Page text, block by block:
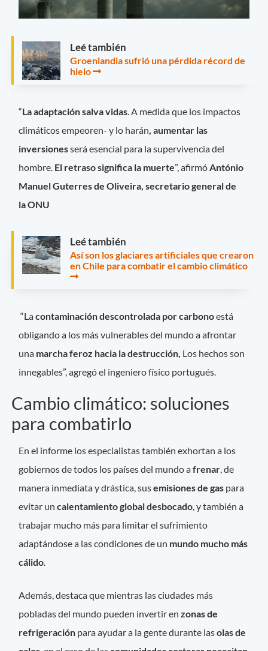
Leé también
Groenlandia sufrió una pérdida récord de
hielo
“La adaptación salva vidas . A medida que los impactos
climáticos empeoren- y lo harán , aumentar las
inversionesserá esencial para la supervivencia del
hombre. El retraso significa la muerte”, afirmó António
Manuel Guterres de Oliveira, secretario general de
la ONU
Leé también
Así son los glaciares artificiales que crearon
en Chile para combatir el cambio climático
“Lacontaminación descontrolada por carbonoestá
obligando a los más vulnerables del mundo a afrontar
una marcha feroz hacia la destrucción, Los hechos son
innegables”, agregó el ingeniero físico portugués.
Cambio climático: soluciones
para combatirlo
En el informe los especialistas también exhortan a los
gobiernos de todos los países del mundo afrenar, de
manera inmediata y drástica, susemisiones de gas para
evitar uncalentamiento global desbocado, y también a
trabajar mucho más para limitar el sufrimiento
adaptándose a las condiciones de un mundo mucho más
cálido.
Además, destaca que mientras las ciudades más
pobladas del mundo pueden invertir enzonas de
refrigeración para ayudar a la gente durante lasolas de